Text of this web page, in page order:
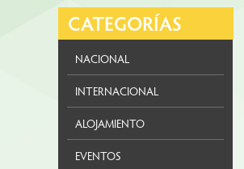
CATEGORÍAS
NACIONAL
INTERNACIONAL
ALOJAMIENTO
EVENTOS